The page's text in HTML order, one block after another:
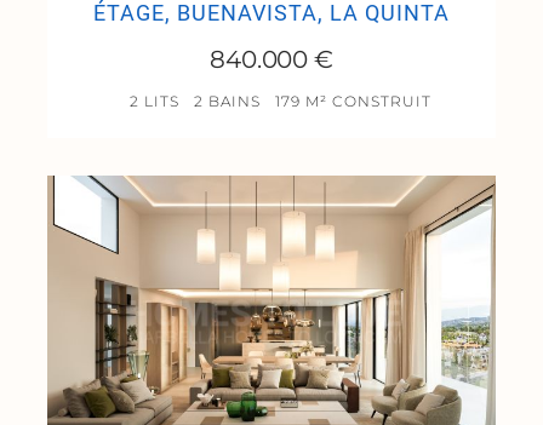
ÉTAGE, BUENAVISTA, LA QUINTA
840.000 €
2 LITS 2 BAINS 179 M² CONSTRUIT